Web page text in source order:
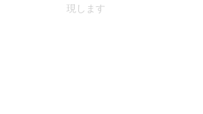
現します